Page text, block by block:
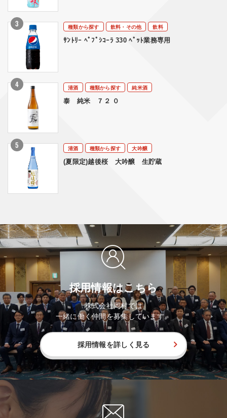
種類から探す 飲料・その他
飲料
ｻﾝﾄﾘｰ ﾍﾟﾌﾟｼｺｰﾗ 330 ﾍﾟｯﾄ業務専用
清酒 種類から探す
純米酒
泰 純米 ７２ ０
清酒 種類から探す
大吟醸
(夏限定)越後桜 大吟醸 生貯蔵
採用情報はこちら
株式会社岡村では
一緒に働く仲間を募集しています。
採用情報を詳しく見る